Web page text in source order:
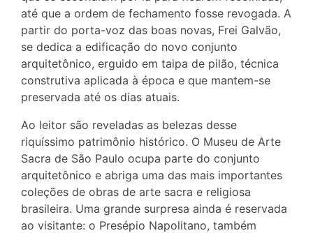
até que a ordem de fechamento fosse revogada. A
partir do porta-voz das boas novas, Frei Galvão,
se dedica a edificação do novo conjunto
arquitetônico, erguido em taipa de pilão, técnica
construtiva aplicada à época e que mantem-se
preservada até os dias atuais.
Ao leitor são reveladas as belezas desse
riquíssimo patrimônio histórico. O Museu de Arte
Sacra de São Paulo ocupa parte do conjunto
arquitetônico e abriga uma das mais importantes
coleções de obras de arte sacra e religiosa
brasileira. Uma grande surpresa ainda é reservada
ao visitante: o Presépio Napolitano, também